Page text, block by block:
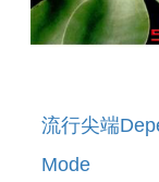
流行尖端
Mode